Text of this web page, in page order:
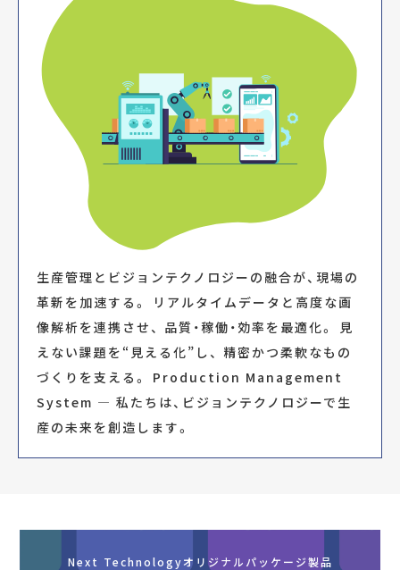
生産管理とビジョンテクノロジーの融合が、現場の
革新を加速する。 リアルタイムデータと高度な画
像解析を連携させ、 品質・稼働・効率を最適化。 見
えない課題を“見える化”し、 精密かつ柔軟なもの
づくりを支える。 Production Management
System ― 私たちは、ビジョンテクノロジーで生
産の未来を創造します。
Next Technologyオリジナルパッケージ製品